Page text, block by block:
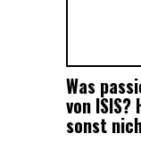
Was
von
sonst